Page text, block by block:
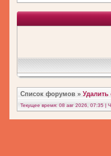
Список форумов »
Текущее время: 08 авг 2026, 07:35 |